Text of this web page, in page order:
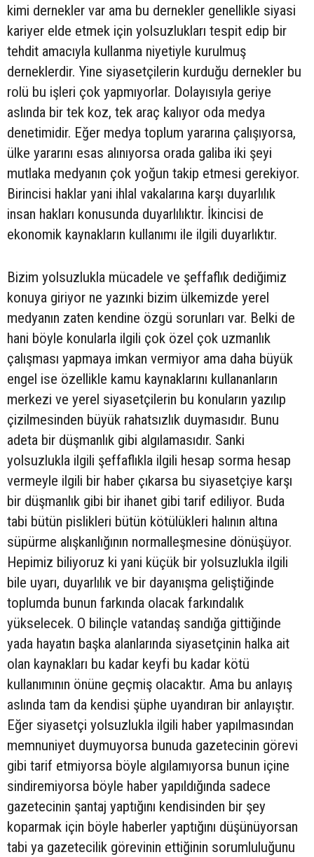
kimi dernekler var ama bu dernekler genellikle siyasi
kariyer elde etmek için yolsuzlukları tespit edip bir
tehdit amacıyla kullanma niyetiyle kurulmuş
derneklerdir. Yine siyasetçilerin kurduğu dernekler bu
rolü bu işleri çok yapmıyorlar. Dolayısıyla geriye
aslında bir tek koz, tek araç kalıyor oda medya
denetimidir. Eğer medya toplum yararına çalışıyorsa,
ülke yararını esas alınıyorsa orada galiba iki şeyi
mutlaka medyanın çok yoğun takip etmesi gerekiyor.
Birincisi haklar yani ihlal vakalarına karşı duyarlılık
insan hakları konusunda duyarlılıktır. İkincisi de
ekonomik kaynakların kullanımı ile ilgili duyarlıktır.
Bizim yolsuzlukla mücadele ve şeffaflık dediğimiz
konuya giriyor ne yazınki bizim ülkemizde yerel
medyanın zaten kendine özgü sorunları var. Belki de
hani böyle konularla ilgili çok özel çok uzmanlık
çalışması yapmaya imkan vermiyor ama daha büyük
engel ise özellikle kamu kaynaklarını kullananların
merkezi ve yerel siyasetçilerin bu konuların yazılıp
çizilmesinden büyük rahatsızlık duymasıdır. Bunu
adeta bir düşmanlık gibi algılamasıdır. Sanki
yolsuzlukla ilgili şeffaflıkla ilgili hesap sorma hesap
vermeyle ilgili bir haber çıkarsa bu siyasetçiye karşı
bir düşmanlık gibi bir ihanet gibi tarif ediliyor. Buda
tabi bütün pislikleri bütün kötülükleri halının altına
süpürme alışkanlığının normalleşmesine dönüşüyor.
Hepimiz biliyoruz ki yani küçük bir yolsuzlukla ilgili
bile uyarı, duyarlılık ve bir dayanışma geliştiğinde
toplumda bunun farkında olacak farkındalık
yükselecek. O bilinçle vatandaş sandığa gittiğinde
yada hayatın başka alanlarında siyasetçinin halka ait
olan kaynakları bu kadar keyfi bu kadar kötü
kullanımının önüne geçmiş olacaktır. Ama bu anlayış
aslında tam da kendisi şüphe uyandıran bir anlayıştır.
Eğer siyasetçi yolsuzlukla ilgili haber yapılmasından
memnuniyet duymuyorsa bunuda gazetecinin görevi
gibi tarif etmiyorsa böyle algılamıyorsa bunun içine
sindiremiyorsa böyle haber yapıldığında sadece
gazetecinin şantaj yaptığını kendisinden bir şey
koparmak için böyle haberler yaptığını düşünüyorsan
tabi ya gazetecilik görevinin ettiğinin sorumluluğunu